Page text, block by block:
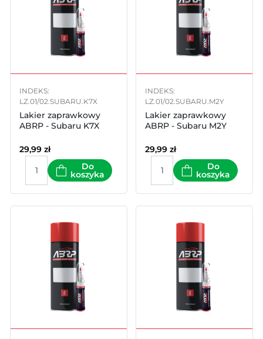
INDEKS:
LZ.01/02.SUBARU.K7X
Lakier zaprawkowy
ABRP - Subaru K7X
29,99 zł
Do
koszyka
INDEKS:
LZ.01/02.SUBARU.M2Y
Lakier zaprawkowy
ABRP - Subaru M2Y
29,99 zł
Do
koszyka